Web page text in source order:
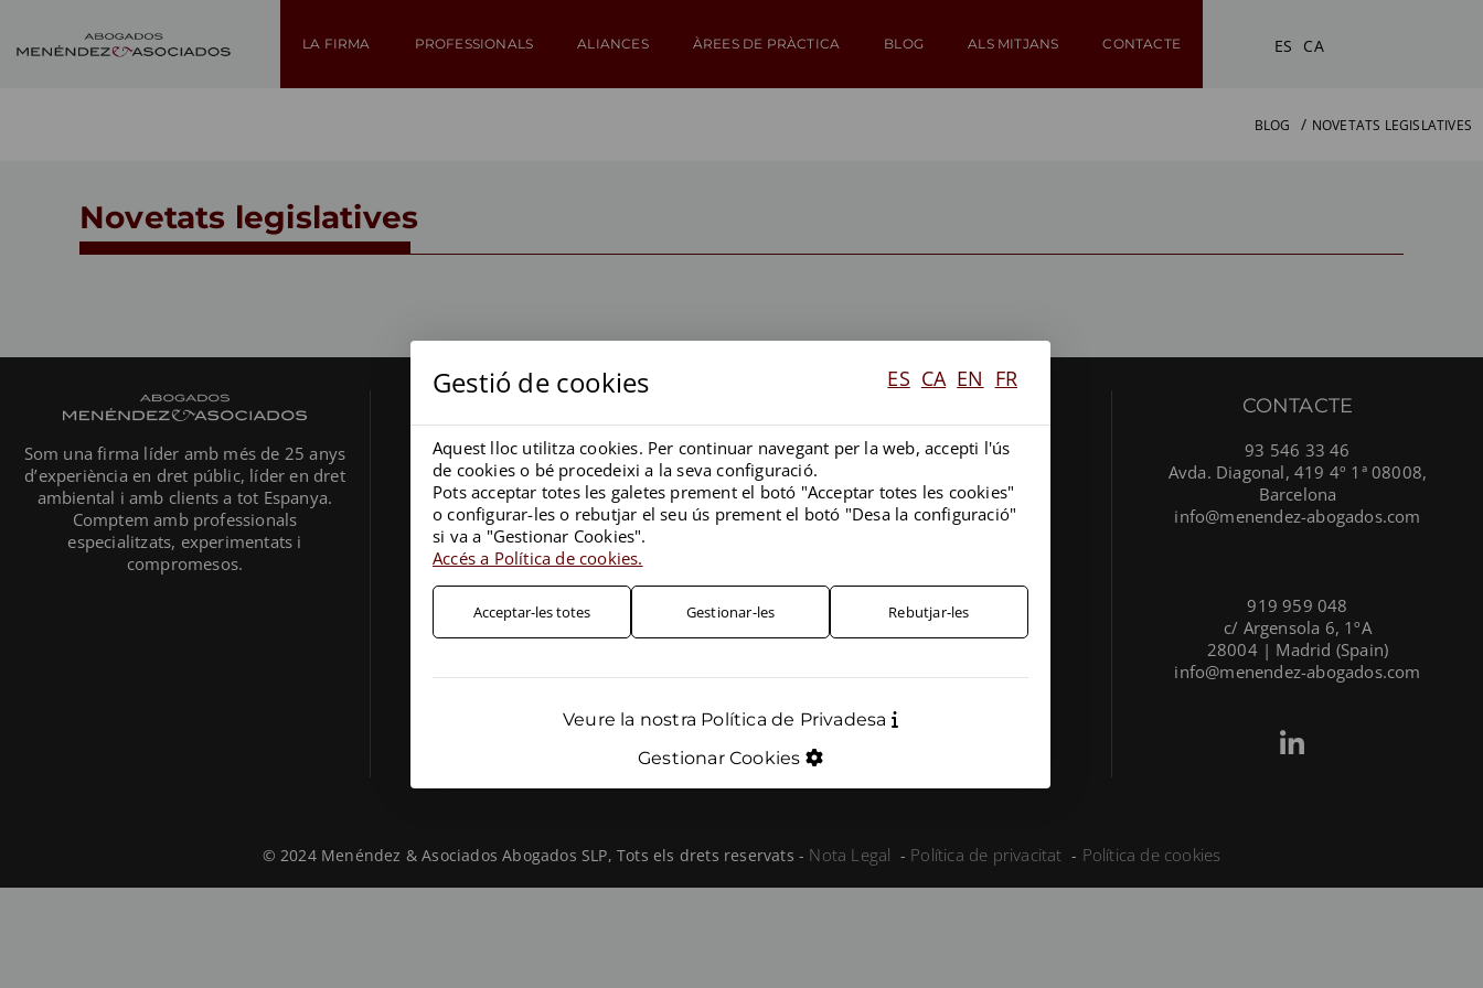
LA FIRMA PROFESSIONALS ALIANCES ÀREES DE PRÀCTICA BLOG ALS MITJANS CONTACTE ES CA
BLOG NOVETATS LEGISLATIVES
Novetats legislatives
Gestió de cookies ES CA EN FR
Aquest lloc utilitza cookies. Per continuar navegant per la web, accepti l'ús
de cookies o bé procedeixi a la seva configuració.
Pots acceptar totes les galetes prement el botó "Acceptar totes les cookies"
o configurar-les o rebutjar el seu ús prement el botó "Desa la configuració"
si va a "Gestionar Cookies".
Accés a Política de cookies.
Acceptar-les totes Gestionar-les Rebutjar-les
Veure la nostra Política de Privadesa
Gestionar Cookies
Som una firma líder amb més de 25 anys
d’experiència en dret públic, líder en dret
ambiental i amb clients a tot Espanya.
Comptem amb professionals
especialitzats, experimentats i
compromesos.
Compliance ambiental
Medi ambient
Energia i clima
Dret públic
CONTACTE
93 546 33 46
Avda. Diagonal, 419 4º 1ª 08008,
Barcelona
info@menendez-abogados.com
919 959 048
c/ Argensola 6, 1ºA
28004 | Madrid (Spain)
info@menendez-abogados.com
© 2024 Menéndez & Asociados Abogados SLP, Tots els drets reservats - Nota Legal - Política de privacitat - Política de cookies